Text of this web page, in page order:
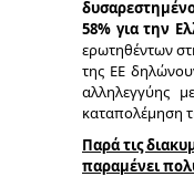
58% για την
ερωτηθέντων
της ΕΕ
αλληλεγγύης
καταπολέμηση
Παρά τις
παραμένει